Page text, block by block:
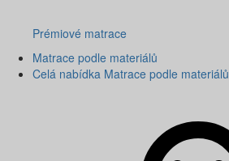
Prémiové matrace
Matrace podle materiálů
Celá nabídka Matrace podle materiálů